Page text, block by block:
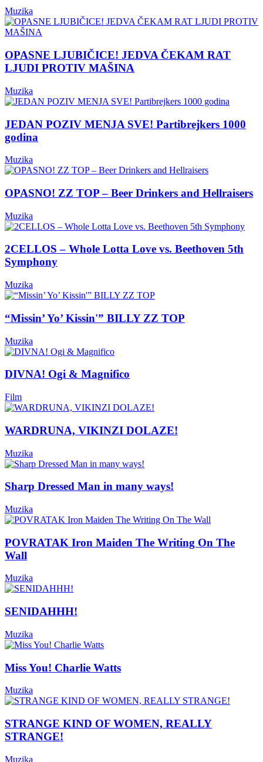
Muzika
OPASNE LJUBIČICE! JEDVA ČEKAM RAT
LJUDI PROTIV MAŠINA
Muzika
JEDAN POZIV MENJA SVE! Partibrejkers 1000
godina
Muzika
OPASNO! ZZ TOP – Beer Drinkers and Hellraisers
Muzika
2CELLOS – Whole Lotta Love vs. Beethoven 5th
Symphony
Muzika
“Missin’ Yo’ Kissin'” BILLY ZZ TOP
Muzika
DIVNA! Ogi & Magnifico
Film
WARDRUNA, VIKINZI DOLAZE!
Muzika
Sharp Dressed Man in many ways!
Muzika
POVRATAK Iron Maiden The Writing On The
Wall
Muzika
SENIDAHHH!
Muzika
Miss You! Charlie Watts
Muzika
STRANGE KIND OF WOMEN, REALLY
STRANGE!
Muzika